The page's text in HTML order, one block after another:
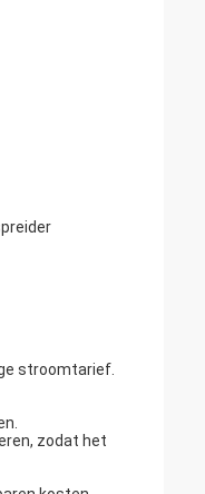
stroomtarief.
zodat het